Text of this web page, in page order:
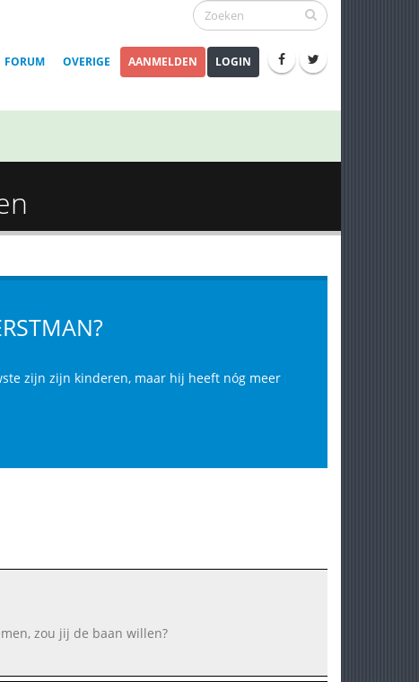
FORUM OVERIGE AANMELDEN LOGIN
zijn zijn kinderen, maar hij heeft nóg meer
zou jij de baan willen?